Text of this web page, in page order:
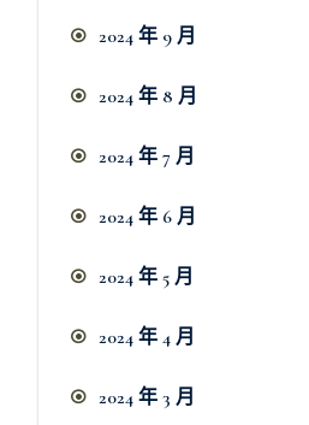
2024 年 9 月
2024 年 8 月
2024 年 7 月
2024 年 6 月
2024 年 5 月
2024 年 4 月
2024 年 3 月